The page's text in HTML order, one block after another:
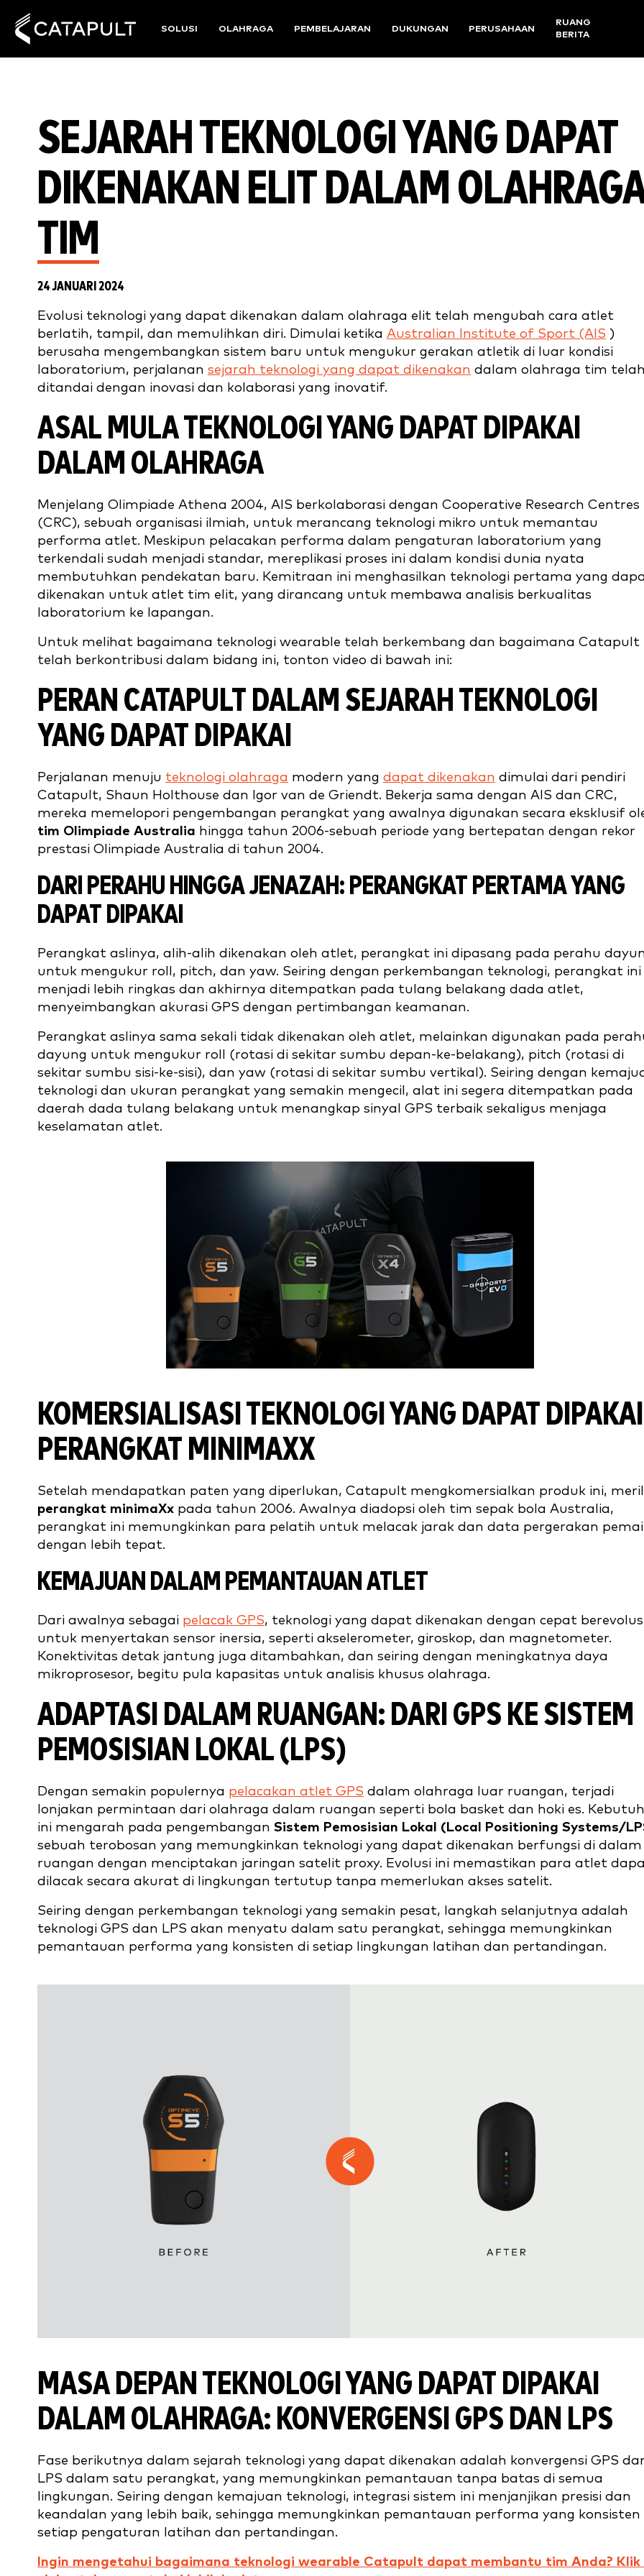
SOLUSI OLAHRAGA PEMBELAJARAN DUKUNGAN PERUSAHAAN
RUANG
BERITA
SEJARAH TEKNOLOGI YANG DAPAT
DIKENAKAN ELIT DALAM
TIM
24 JANUARI 2024
Evolusi teknologi yang dapat dikenakan dalam olahraga elit telah mengubah cara atlet
berlatih, tampil, dan memulihkan diri. Dimulai ketika Australian Institute of Sport (AIS )
berusaha mengembangkan sistem baru untuk mengukur gerakan atletik di luar kondisi
laboratorium, perjalanan sejarah teknologi yang dapat dikenakan dalam olahraga tim
ditandai dengan inovasi dan kolaborasi yang inovatif.
ASAL MULA TEKNOLOGI YANG DAPAT DIPAKAI
DALAM OLAHRAGA
Menjelang Olimpiade Athena 2004, AIS berkolaborasi dengan Cooperative Research Centres
(CRC), sebuah organisasi ilmiah, untuk merancang teknologi mikro untuk memantau
performa atlet. Meskipun pelacakan performa dalam pengaturan laboratorium yang
terkendali sudah menjadi standar, mereplikasi proses ini dalam kondisi dunia nyata
membutuhkan pendekatan baru. Kemitraan ini menghasilkan teknologi pertama yang
dikenakan untuk atlet tim elit, yang dirancang untuk membawa analisis berkualitas
laboratorium ke lapangan.
Untuk melihat bagaimana teknologi wearable telah berkembang dan bagaimana Catapult
telah berkontribusi dalam bidang ini, tonton video di bawah ini:
PERAN CATAPULT DALAM SEJARAH TEKNOLOGI
YANG DAPAT DIPAKAI
Perjalanan menuju teknologi olahraga modern yang dapat dikenakan dimulai dari pendiri
Catapult, Shaun Holthouse dan Igor van de Griendt. Bekerja sama dengan AIS dan CRC,
mereka memelopori pengembangan perangkat yang awalnya digunakan secara eksklusif
tim Olimpiade Australia hingga tahun 2006-sebuah periode yang bertepatan dengan rekor
prestasi Olimpiade Australia di tahun 2004.
DARI PERAHU HINGGA JENAZAH: PERANGKAT PERTAMA YANG
DAPAT DIPAKAI
Perangkat aslinya, alih-alih dikenakan oleh atlet, perangkat ini dipasang pada perahu
untuk mengukur roll, pitch, dan yaw. Seiring dengan perkembangan teknologi, perangkat ini
menjadi lebih ringkas dan akhirnya ditempatkan pada tulang belakang dada atlet,
menyeimbangkan akurasi GPS dengan pertimbangan keamanan.
Perangkat aslinya sama sekali tidak dikenakan oleh atlet, melainkan digunakan pada
dayung untuk mengukur roll (rotasi di sekitar sumbu depan-ke-belakang), pitch (rotasi di
sekitar sumbu sisi-ke-sisi), dan yaw (rotasi di sekitar sumbu vertikal). Seiring dengan
teknologi dan ukuran perangkat yang semakin mengecil, alat ini segera ditempatkan pada
daerah dada tulang belakang untuk menangkap sinyal GPS terbaik sekaligus menjaga
keselamatan atlet.
KOMERSIALISASI TEKNOLOGI YANG DAPAT
PERANGKAT MINIMAXX
Setelah mendapatkan paten yang diperlukan, Catapult mengkomersialkan produk ini,
perangkat minimaXx pada tahun 2006. Awalnya diadopsi oleh tim sepak bola Australia,
perangkat ini memungkinkan para pelatih untuk melacak jarak dan data pergerakan
dengan lebih tepat.
KEMAJUAN DALAM PEMANTAUAN ATLET
Dari awalnya sebagai pelacak GPS, teknologi yang dapat dikenakan dengan cepat
untuk menyertakan sensor inersia, seperti akselerometer, giroskop, dan magnetometer.
Konektivitas detak jantung juga ditambahkan, dan seiring dengan meningkatnya daya
mikroprosesor, begitu pula kapasitas untuk analisis khusus olahraga.
ADAPTASI DALAM RUANGAN: DARI GPS KE SISTEM
PEMOSISIAN LOKAL (LPS)
Dengan semakin populernya pelacakan atlet GPS dalam olahraga luar ruangan, terjadi
lonjakan permintaan dari olahraga dalam ruangan seperti bola basket dan hoki es.
ini mengarah pada pengembangan Sistem Pemosisian Lokal (Local Positioning Systems/
sebuah terobosan yang memungkinkan teknologi yang dapat dikenakan berfungsi di dalam
ruangan dengan menciptakan jaringan satelit proxy. Evolusi ini memastikan para atlet
dilacak secara akurat di lingkungan tertutup tanpa memerlukan akses satelit.
Seiring dengan perkembangan teknologi yang semakin pesat, langkah selanjutnya adalah
teknologi GPS dan LPS akan menyatu dalam satu perangkat, sehingga memungkinkan
pemantauan performa yang konsisten di setiap lingkungan latihan dan pertandingan.
MASA DEPAN TEKNOLOGI YANG DAPAT DIPAKAI
DALAM OLAHRAGA: KONVERGENSI GPS DAN LPS
Fase berikutnya dalam sejarah teknologi yang dapat dikenakan adalah konvergensi GPS
LPS dalam satu perangkat, yang memungkinkan pemantauan tanpa batas di semua
lingkungan. Seiring dengan kemajuan teknologi, integrasi sistem ini menjanjikan presisi dan
keandalan yang lebih baik, sehingga memungkinkan pemantauan performa yang konsisten
setiap pengaturan latihan dan pertandingan.
Ingin mengetahui bagaimana teknologi wearable Catapult dapat membantu tim Anda? Klik